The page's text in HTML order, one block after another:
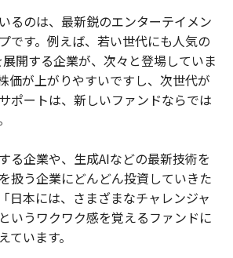
るのは、最新鋭のエンターテイメン
です。例えば、若い世代にも人気の
開する企業が、次々と登場していま
価が上がりやすいですし、次世代が
ポートは、新しいファンドならでは
る企業や、生成AIなどの最新技術を
扱う企業にどんどん投資していきた
日本には、さまざまなチャレンジャ
いうワクワク感を覚えるファンドに
ています。